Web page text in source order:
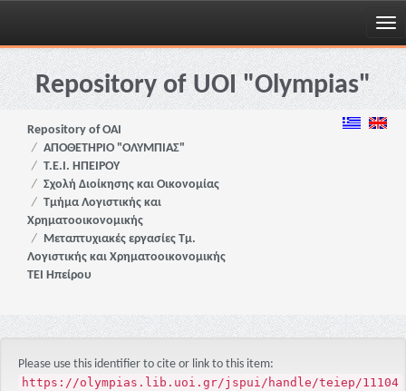
Skip
navigationRepository of UOI "Olympias"
Repository of OAI
ΑΠΟΘΕΤΗΡΙΟ "ΟΛΥΜΠΙΑΣ"
Τ.Ε.Ι. ΗΠΕΙΡΟΥ
Σχολή Διοίκησης και Οικονομίας
Τμήμα Λογιστικής και
Χρηματοοικονομικής
Μεταπτυχιακές εργασίες Τμ.
Λογιστικής και Χρηματοοικονομικής
ΤΕΙ Ηπείρου
Please use this identifier to cite or link to this item:
https://olympias.lib.uoi.gr/jspui/handle/teiep/11104